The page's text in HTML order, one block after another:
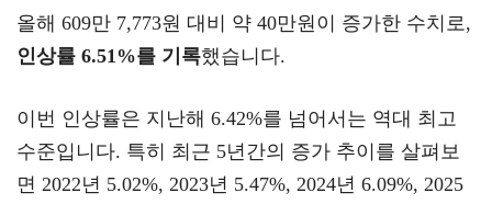
올해 609만 7,773원 대비 약 40만원이 증가한 수치로,
인상률 6.51%를 기록했습니다.
이번 인상률은 지난해 6.42%를 넘어서는 역대 최고
수준입니다. 특히 최근 5년간의 증가 추이를 살펴보
면 2022년 5.02%, 2023년 5.47%, 2024년 6.09%, 2025